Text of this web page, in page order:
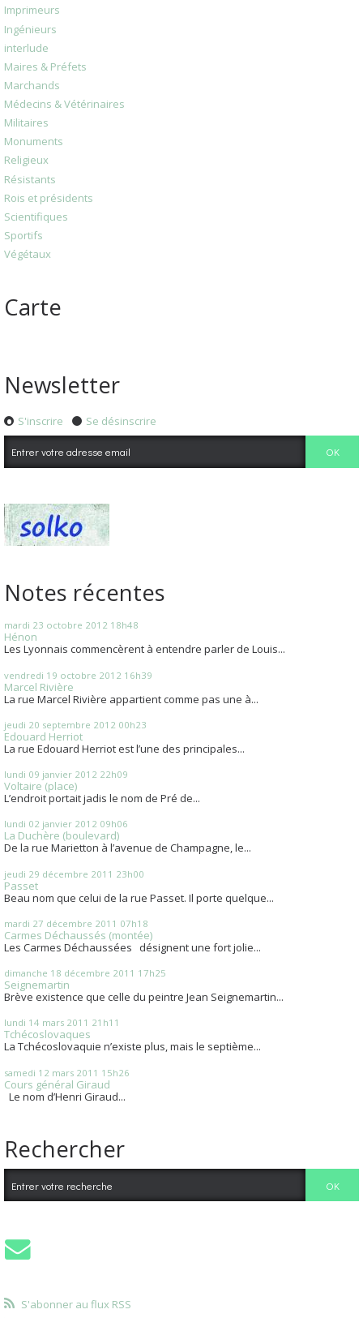
Imprimeurs
Ingénieurs
interlude
Maires & Préfets
Marchands
Médecins & Vétérinaires
Militaires
Monuments
Religieux
Résistants
Rois et présidents
Scientifiques
Sportifs
Végétaux
Carte
Newsletter
S'inscrire Se désinscrire
Notes récentes
mardi 23 octobre 2012 18h48
Hénon
Les Lyonnais commencèrent à entendre parler de Louis...
vendredi 19 octobre 2012 16h39
Marcel Rivière
La rue Marcel Rivière appartient comme pas une à...
jeudi 20 septembre 2012 00h23
Edouard Herriot
La rue Edouard Herriot est l’une des principales...
lundi 09 janvier 2012 22h09
Voltaire (place)
L’endroit portait jadis le nom de Pré de...
lundi 02 janvier 2012 09h06
La Duchère (boulevard)
De la rue Marietton à l’avenue de Champagne, le...
jeudi 29 décembre 2011 23h00
Passet
Beau nom que celui de la rue Passet. Il porte quelque...
mardi 27 décembre 2011 07h18
Carmes Déchaussés (montée)
Les Carmes Déchaussées désignent une fort jolie...
dimanche 18 décembre 2011 17h25
Seignemartin
Brève existence que celle du peintre Jean Seignemartin...
lundi 14 mars 2011 21h11
Tchécoslovaques
La Tchécoslovaquie n’existe plus, mais le septième...
samedi 12 mars 2011 15h26
Cours général Giraud
Le nom d’Henri Giraud...
Rechercher
S'abonner au flux RSS